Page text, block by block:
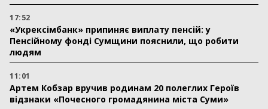
17:52
«Укрексімбанк» припиняє виплату пенсій: у
Пенсійному фонді Сумщини пояснили, що робити
людям
11:01
Артем Кобзар вручив родинам 20 полеглих Героїв
відзнаки «Почесного громадянина міста Суми»